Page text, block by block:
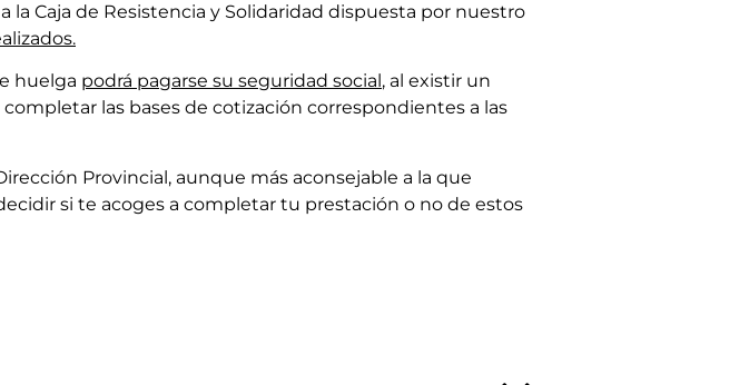
la Caja de Resistencia y Solidaridad dispuesta por nuestro
huelga podrá pagarse su seguridad social , al existir un
las bases de cotización correspondientes a las
Provincial, aunque más aconsejable a la que
si te acoges a completar tu prestación o no de estos